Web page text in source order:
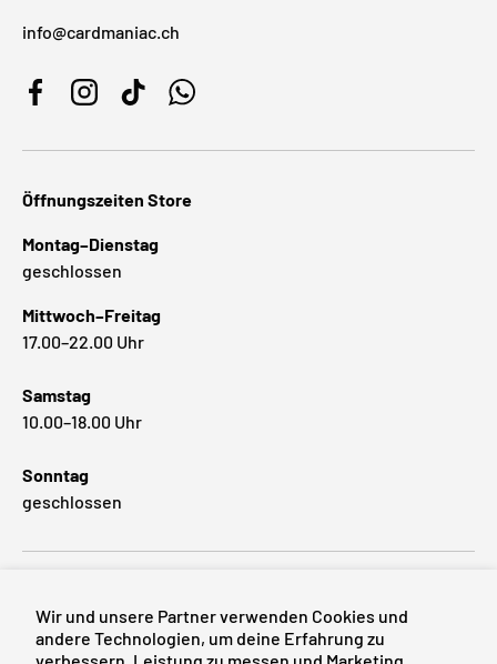
Wir und unsere Partner verwenden Cookies und
andere Technologien, um deine Erfahrung zu
info@cardmaniac.ch
FacebookInstagramTikTokWhatsApp
Öffnungszeiten Store
Montag–Dienstag
geschlossen
Mittwoch–Freitag
17.00–22.00 Uhr
Samstag
10.00–18.00 Uhr
Sonntag
geschlossen